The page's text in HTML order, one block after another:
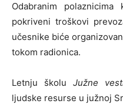
Odabranim
pokriveni troškovi
učesnike biće
tokom radionica.
Letnju školuJužne
ljudske resurse u južnoj